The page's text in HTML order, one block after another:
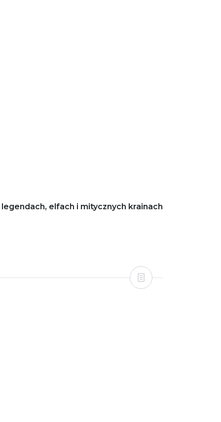
elfach i mitycznych krainach